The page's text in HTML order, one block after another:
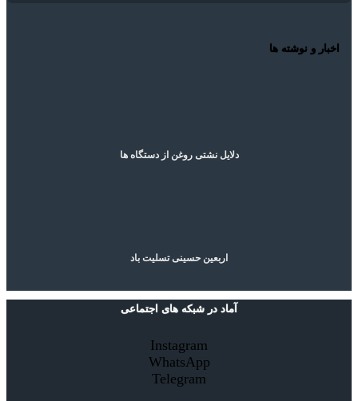
اخبار و نوشته ها
دلایل نشتی روغن از دستگاه ها
اربعین حسینی تسلیت باد
آماد در شبکه های اجتماعی
Instagram
WhatsApp
Telegram